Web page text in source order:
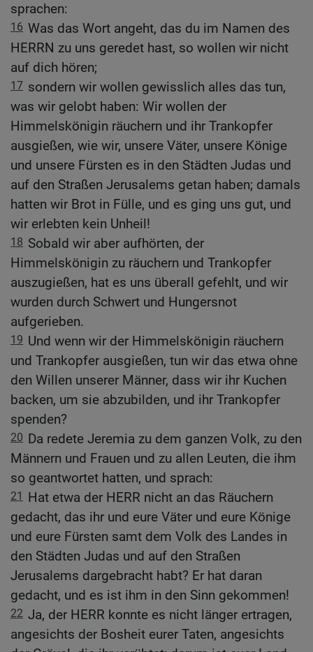
sprachen:
16 Was das Wort angeht, das du im Namen des
HERRN zu uns geredet hast, so wollen wir nicht
auf dich hören;
17 sondern wir wollen gewisslich alles das tun,
was wir gelobt haben: Wir wollen der
Himmelskönigin räuchern und ihr Trankopfer
ausgießen, wie wir, unsere Väter, unsere Könige
und unsere Fürsten es in den Städten Judas und
auf den Straßen Jerusalems getan haben; damals
hatten wir Brot in Fülle, und es ging uns gut, und
wir erlebten kein Unheil!
18 Sobald wir aber aufhörten, der
Himmelskönigin zu räuchern und Trankopfer
auszugießen, hat es uns überall gefehlt, und wir
wurden durch Schwert und Hungersnot
aufgerieben.
19 Und wenn wir der Himmelskönigin räuchern
und Trankopfer ausgießen, tun wir das etwa ohne
den Willen unserer Männer, dass wir ihr Kuchen
backen, um sie abzubilden, und ihr Trankopfer
spenden?
20 Da redete Jeremia zu dem ganzen Volk, zu den
Männern und Frauen und zu allen Leuten, die ihm
so geantwortet hatten, und sprach:
21
Hat etwa der HERR nicht an das Räuchern
gedacht, das ihr und eure Väter und eure Könige
und eure Fürsten samt dem Volk des Landes in
den Städten Judas und auf den Straßen
Jerusalems dargebracht habt? Er hat daran
gedacht, und es ist ihm in den Sinn gekommen!
22 Ja, der HERR konnte es nicht länger ertragen,
angesichts der Bosheit eurer Taten, angesichts